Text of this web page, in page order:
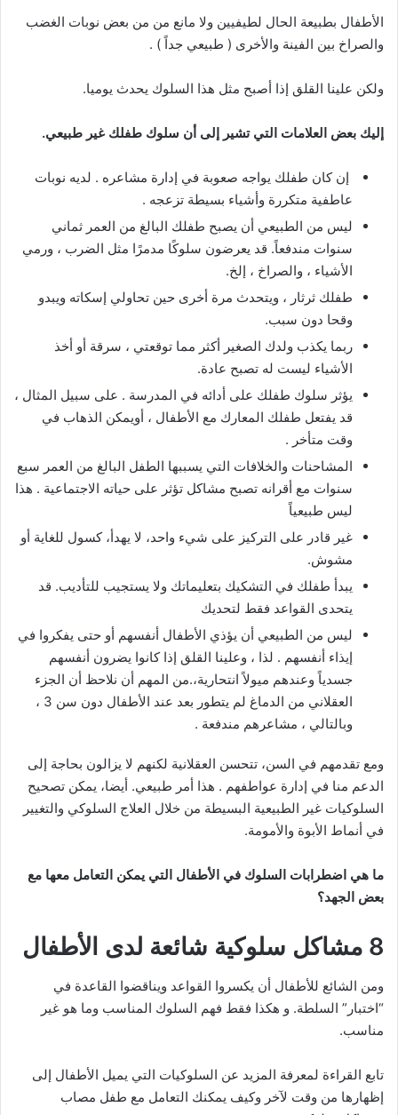
الأطفال بطبيعة الحال لطيفيين ولا مانع من من بعض نوبات الغضب
والصراخ بين الفينة والأخرى ( طبيعي جداً ) .
ولكن علينا القلق إذا أصبح مثل هذا السلوك يحدث يوميا.
إليك بعض العلامات التي تشير إلى أن سلوك طفلك غير طبيعي.
إن كان طفلك يواجه صعوبة في إدارة مشاعره . لديه نوبات
عاطفية متكررة وأشياء بسيطة تزعجه .
ليس من الطبيعي أن يصبح طفلك البالغ من العمر ثماني
سنوات مندفعاً. قد يعرضون سلوكًا مدمرًا مثل الضرب ، ورمي
الأشياء ، والصراخ ، إلخ.
طفلك ثرثار ، ويتحدث مرة أخرى حين تحاولي إسكاته ويبدو
وقحا دون سبب.
ربما يكذب ولدك الصغير أكثر مما توقعتي ، سرقة أو أخذ
الأشياء ليست له تصبح عادة.
يؤثر سلوك طفلك على أدائه في المدرسة . على سبيل المثال ،
قد يفتعل طفلك المعارك مع الأطفال ، أويمكن الذهاب في
وقت متأخر .
المشاحنات والخلافات التي يسببها الطفل البالغ من العمر سبع
سنوات مع أقرانه تصبح مشاكل تؤثر على حياته الاجتماعية . هذا
ليس طبيعياً
غير قادر على التركيز على شيء واحد، لا يهدأ، كسول للغاية أو
مشوش.
يبدأ طفلك في التشكيك بتعليماتك ولا يستجيب للتأديب. قد
يتحدى القواعد فقط لتحديك
ليس من الطبيعي أن يؤذي الأطفال أنفسهم أو حتى يفكروا في
إيذاء أنفسهم . لذا ، وعلينا القلق إذا كانوا يضرون أنفسهم
جسدياً وعندهم ميولاً انتحارية،.من المهم أن نلاحظ أن الجزء
العقلاني من الدماغ لم يتطور بعد عند الأطفال دون سن 3 ،
وبالتالي ، مشاعرهم مندفعة .
ومع تقدمهم في السن، تتحسن العقلانية لكنهم لا يزالون بحاجة إلى
الدعم منا في إدارة عواطفهم . هذا أمر طبيعي. أيضا، يمكن تصحيح
السلوكيات غير الطبيعية البسيطة من خلال العلاج السلوكي والتغيير
في أنماط الأبوة والأمومة.
ما هي اضطرابات السلوك في الأطفال التي يمكن التعامل معها مع
بعض الجهد؟
8 مشاكل سلوكية شائعة لدى الأطفال
ومن الشائع للأطفال أن يكسروا القواعد ويناقضوا القاعدة في
“اختبار” السلطة. و هكذا فقط فهم السلوك المناسب وما هو غير
مناسب.
تابع القراءة لمعرفة المزيد عن السلوكيات التي يميل الأطفال إلى
إظهارها من وقت لآخر وكيف يمكنك التعامل مع طفل مصاب